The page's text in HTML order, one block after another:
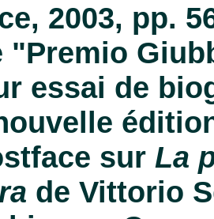
2003, pp.
"Premio
essai de
sur La
de Vittorio